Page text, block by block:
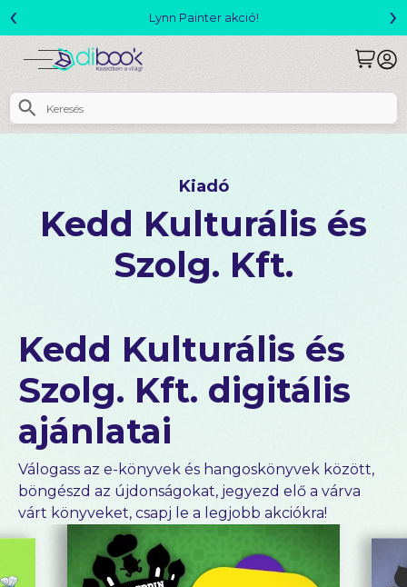
Megjelent! L. J. Shen: Legvadabb álmaimban szeretlek
‹ ›
Kiadó
Kedd Kulturális és
Szolg. Kft.
Kedd Kulturális és
Szolg. Kft. digitális
ajánlatai
Válogass az e-könyvek és hangoskönyvek között,
böngészd az újdonságokat, jegyezd elő a várva
várt könyveket, csapj le a legjobb akciókra!